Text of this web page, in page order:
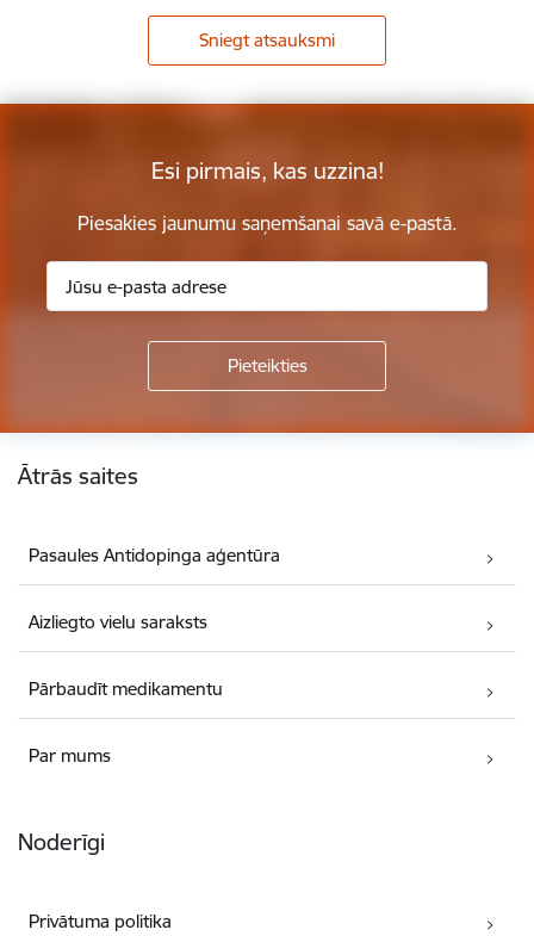
Sniegt atsauksmi
Esi pirmais, kas uzzina!
Piesakies jaunumu saņemšanai savā e-pastā.
Ātrās saites
Pasaules Antidopinga aģentūra
Aizliegto vielu saraksts
Pārbaudīt medikamentu
Par mums
Noderīgi
Privātuma politika